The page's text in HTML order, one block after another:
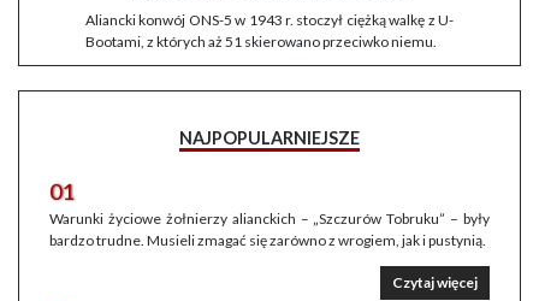
Aliancki konwój ONS-5 w 1943 r. stoczył ciężką walkę z U-
Bootami, z których aż 51 skierowano przeciwko niemu.
NAJPOPULARNIEJSZE
01
Warunki życiowe żołnierzy alianckich – „Szczurów Tobruku” – były
bardzo trudne. Musieli zmagać się zarówno z wrogiem, jak i pustynią.
Czytaj więcej